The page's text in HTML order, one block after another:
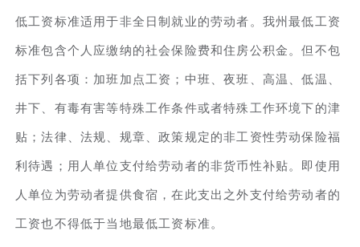
低工资标准适用于非全日制就业的劳动者。我州最低工资
标准包含个人应缴纳的社会保险费和住房公积金。但不包
括下列各项：加班加点工资；中班、夜班、高温、低温、
井下、有毒有害等特殊工作条件或者特殊工作环境下的津
贴；法律、法规、规章、政策规定的非工资性劳动保险福
利待遇；用人单位支付给劳动者的非货币性补贴。即使用
人单位为劳动者提供食宿，在此支出之外支付给劳动者的
工资也不得低于当地最低工资标准。